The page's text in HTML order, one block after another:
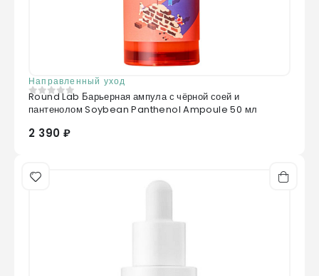
Направленный уход
0 из 5
Round Lab Барьерная ампула с чёрной соей и
пантенолом Soybean Panthenol Ampoule 50 мл
2 390 ₽